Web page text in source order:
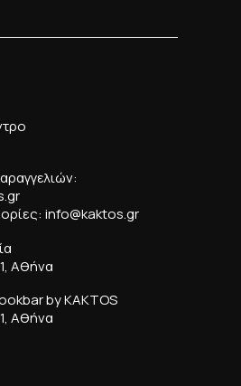
info@kaktos.gr
Αθήνα
by KAKTOS
Αθήνα